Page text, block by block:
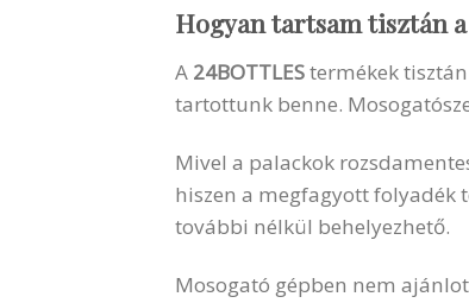
Hogyan tartsam tisztán a
A 24BOTTLEStermékek
tartottunk benne.
Mivel a palackok
hiszen a megfagyott folyadék
további nélkül behelyezhető.
Mosogató gépben nem